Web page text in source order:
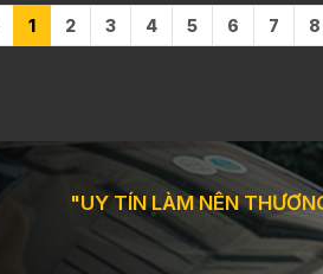
1 2 3 4 5 6 7 8
"UY TÍN LÀM NÊN